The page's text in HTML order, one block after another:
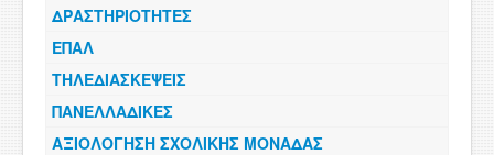
ΔΡΑΣΤΗΡΙΟΤΗΤΕΣ
ΕΠΑΛ
ΤΗΛΕΔΙΑΣΚΕΨΕΙΣ
ΠΑΝΕΛΛΑΔΙΚΕΣ
ΑΞΙΟΛΟΓΗΣΗ ΣΧΟΛΙΚΗΣ ΜΟΝΑΔΑΣ